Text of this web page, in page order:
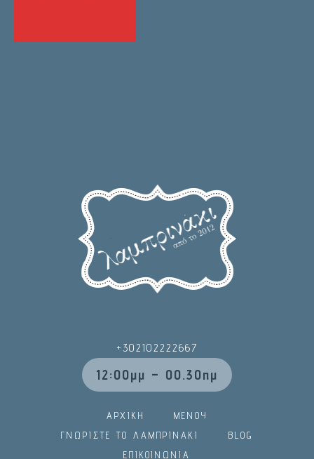
+302102222667
12:00μμ – 00.30πμ
ΑΡΧΙΚΗ
ΜΕΝΟΥ
ΓΝΩΡΙΣΤΕ ΤΟ ΛΑΜΠΡΙΝΑΚΙ
BLOG
ΕΠΙΚΟΙΝΩΝΙΑ